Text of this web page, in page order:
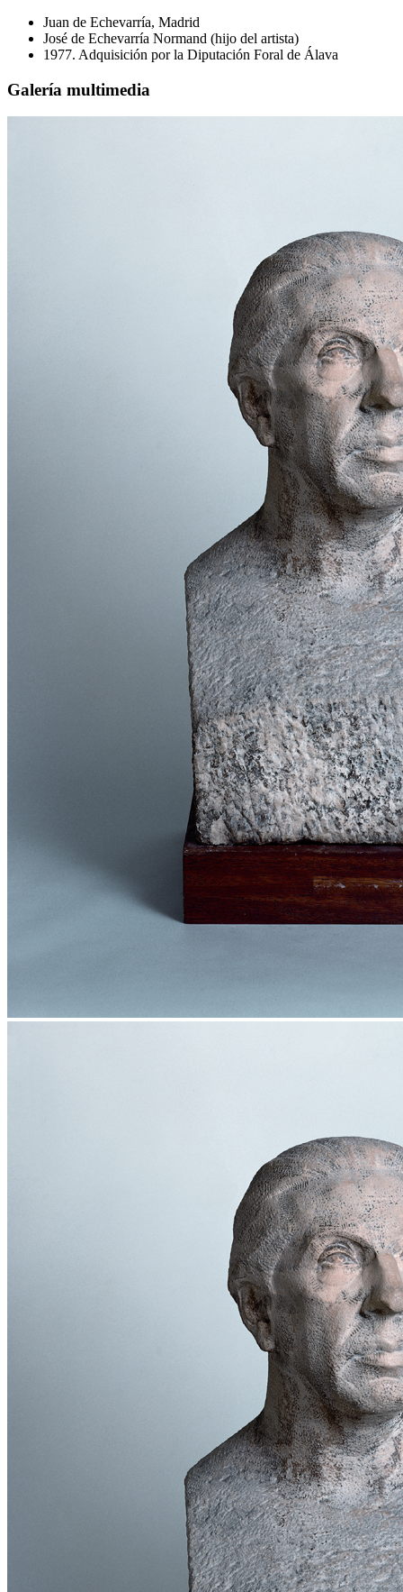
Juan de Echevarría, Madrid
José de Echevarría Normand (hijo del artista)
1977. Adquisición por la Diputación Foral de Álava
Galería multimedia